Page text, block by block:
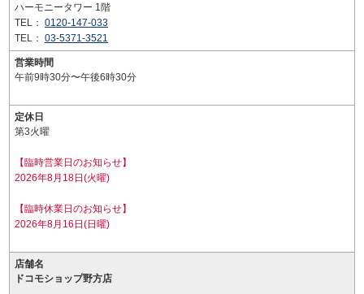
ハーモニータワー 1階
TEL： 0120-147-033
TEL： 03-5371-3521
営業時間
午前9時30分〜午後6時30分
定休日
第3火曜
【臨時営業日のお知らせ】
2026年8月18日(火曜)
【臨時休業日のお知らせ】
2026年8月16日(日曜)
店舗名
ドコモショップ野方店